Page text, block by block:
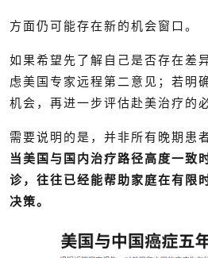
方面仍可能存在新的机会窗口。
如果希望先了解自己是否存在差
虑美国专家远程第二意见；若明
机会，再进一步评估赴美治疗的
需要说明的是，并非所有晚期患
当美国与国内治疗路径高度一致
诊，往往已经能帮助家庭在有限
决策。